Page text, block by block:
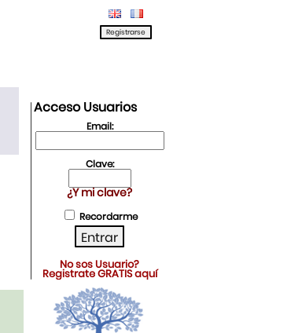
Acceso Usuarios
Email:
Clave:
¿Y mi clave?
Recordarme
No sos Usuario?
Registrate GRATIS aquí